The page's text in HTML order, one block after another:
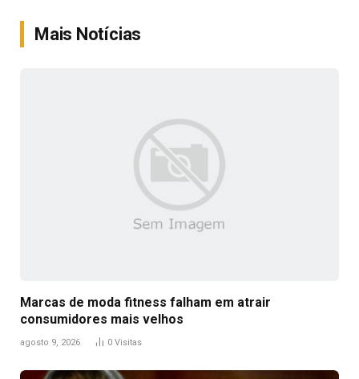
Mais Notícias
Marcas de moda fitness falham em atrair
consumidores mais velhos
agosto 9, 2026 0 Visitas